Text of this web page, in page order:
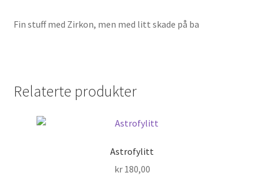
Fin stuff med Zirkon, men med litt skade på ba
Relaterte produkter
Astrofylitt
kr180,00